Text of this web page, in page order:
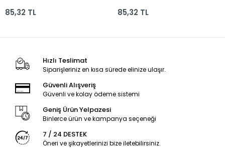
85,32 TL 85,32 TL
Hızlı Teslimat
Siparişleriniz en kısa sürede elinize ulaşır.
Güvenli Alışveriş
Güvenli ve kolay ödeme sistemi
Geniş Ürün Yelpazesi
Binlerce ürün ve kampanya seçeneği
7 / 24 DESTEK
Öneri ve şikayetlerinizi bize iletebilirsiniz.